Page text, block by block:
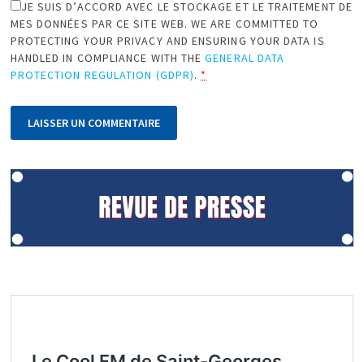
JE SUIS D’ACCORD AVEC LE STOCKAGE ET LE TRAITEMENT DE
MES DONNÉES PAR CE SITE WEB. WE ARE COMMITTED TO
PROTECTING YOUR PRIVACY AND ENSURING YOUR DATA IS
HANDLED IN COMPLIANCE WITH THEGENERAL DATA
PROTECTION REGULATION (GDPR). *